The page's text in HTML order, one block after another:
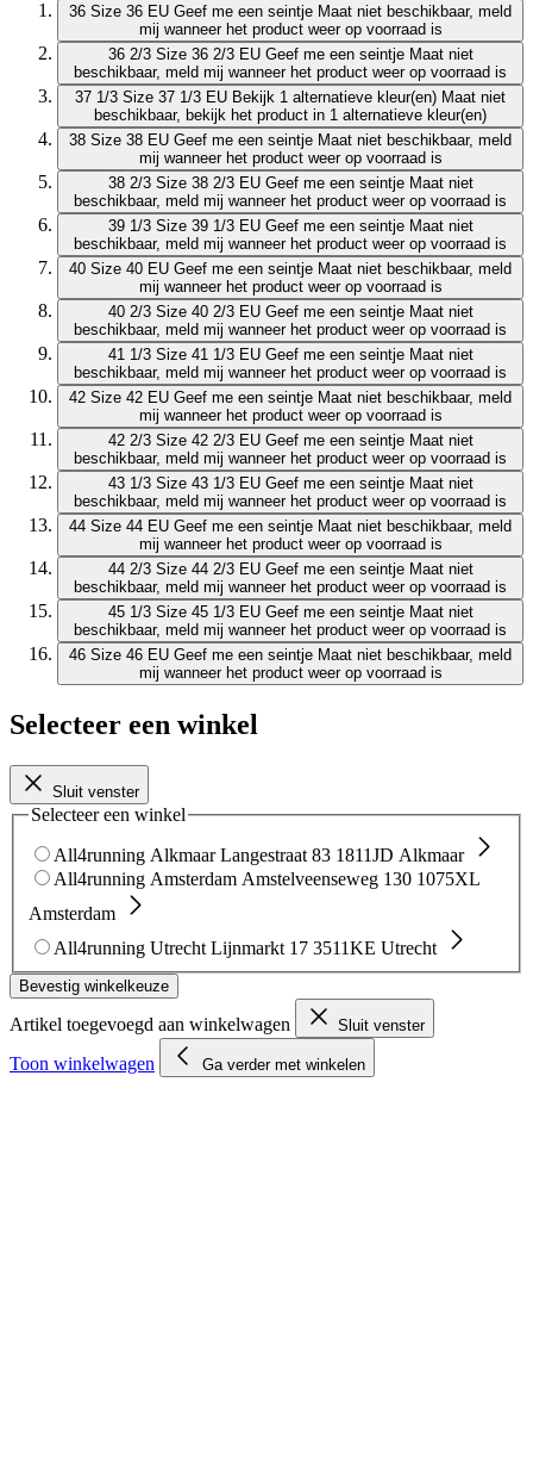
36 Size 36 EU Geef me een seintje Maat niet beschikbaar, meld
mij wanneer het product weer op voorraad is
36 2/3 Size 36 2/3 EU Geef me een seintje Maat niet
beschikbaar, meld mij wanneer het product weer op voorraad is
37 1/3 Size 37 1/3 EU Bekijk 1 alternatieve kleur(en) Maat niet
beschikbaar, bekijk het product in 1 alternatieve kleur(en)
38 Size 38 EU Geef me een seintje Maat niet beschikbaar, meld
mij wanneer het product weer op voorraad is
38 2/3 Size 38 2/3 EU Geef me een seintje Maat niet
beschikbaar, meld mij wanneer het product weer op voorraad is
39 1/3 Size 39 1/3 EU Geef me een seintje Maat niet
beschikbaar, meld mij wanneer het product weer op voorraad is
40 Size 40 EU Geef me een seintje Maat niet beschikbaar, meld
mij wanneer het product weer op voorraad is
40 2/3 Size 40 2/3 EU Geef me een seintje Maat niet
beschikbaar, meld mij wanneer het product weer op voorraad is
41 1/3 Size 41 1/3 EU Geef me een seintje Maat niet
beschikbaar, meld mij wanneer het product weer op voorraad is
42 Size 42 EU Geef me een seintje Maat niet beschikbaar, meld
mij wanneer het product weer op voorraad is
42 2/3 Size 42 2/3 EU Geef me een seintje Maat niet
beschikbaar, meld mij wanneer het product weer op voorraad is
43 1/3 Size 43 1/3 EU Geef me een seintje Maat niet
beschikbaar, meld mij wanneer het product weer op voorraad is
44 Size 44 EU Geef me een seintje Maat niet beschikbaar, meld
mij wanneer het product weer op voorraad is
44 2/3 Size 44 2/3 EU Geef me een seintje Maat niet
beschikbaar, meld mij wanneer het product weer op voorraad is
45 1/3 Size 45 1/3 EU Geef me een seintje Maat niet
beschikbaar, meld mij wanneer het product weer op voorraad is
46 Size 46 EU Geef me een seintje Maat niet beschikbaar, meld
mij wanneer het product weer op voorraad is
Selecteer een winkel
Sluit venster
Selecteer een winkel
All4running Alkmaar Langestraat 83 1811JD Alkmaar
All4running Amsterdam Amstelveenseweg 130 1075XL
Amsterdam
All4running Utrecht Lijnmarkt 17 3511KE Utrecht
Bevestig winkelkeuze
Artikel toegevoegd aan winkelwagen Sluit venster
Toon winkelwagen Ga verder met winkelen